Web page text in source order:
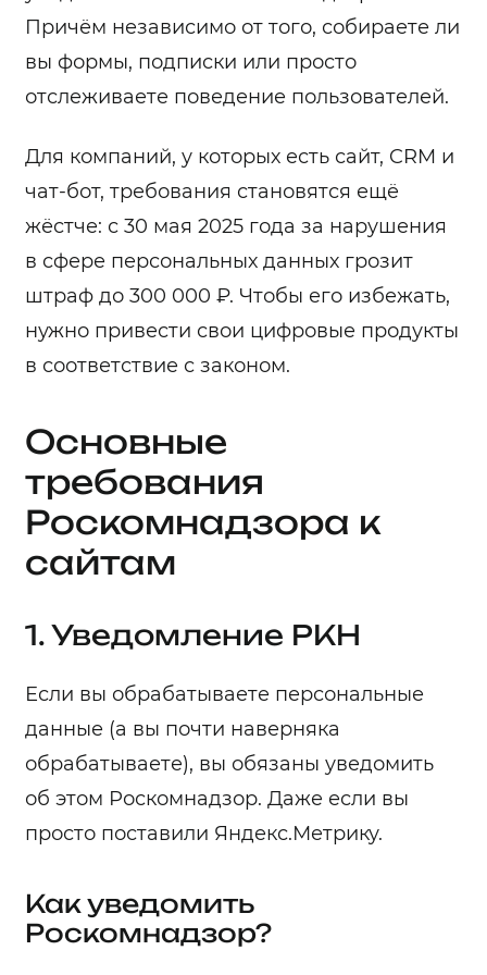
Причём независимо от того, собираете ли
вы формы, подписки или просто
отслеживаете поведение пользователей.
Для компаний, у которых есть сайт, CRM и
чат-бот, требования становятся ещё
жёстче: с 30 мая 2025 года за нарушения
в сфере персональных данных грозит
штраф до 300 000 ₽. Чтобы его избежать,
нужно привести свои цифровые продукты
в соответствие с законом.
Основные
требования
Роскомнадзора к
сайтам
1. Уведомление РКН
Если вы обрабатываете персональные
данные (а вы почти наверняка
обрабатываете), вы обязаны уведомить
об этом Роскомнадзор. Даже если вы
просто поставили Яндекс.Метрику.
Как уведомить
Роскомнадзор?